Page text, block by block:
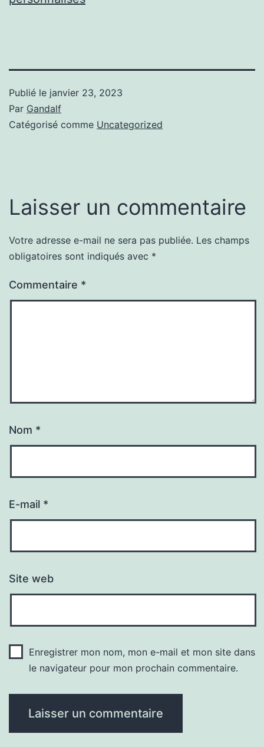
Publié le janvier 23, 2023
Par Gandalf
Catégorisé comme Uncategorized
Laisser un commentaire
Votre adresse e-mail ne sera pas publiée. Les champs
obligatoires sont indiqués avec *
Commentaire *
Nom *
E-mail *
Site web
Enregistrer mon nom, mon e-mail et mon site dans
le navigateur pour mon prochain commentaire.